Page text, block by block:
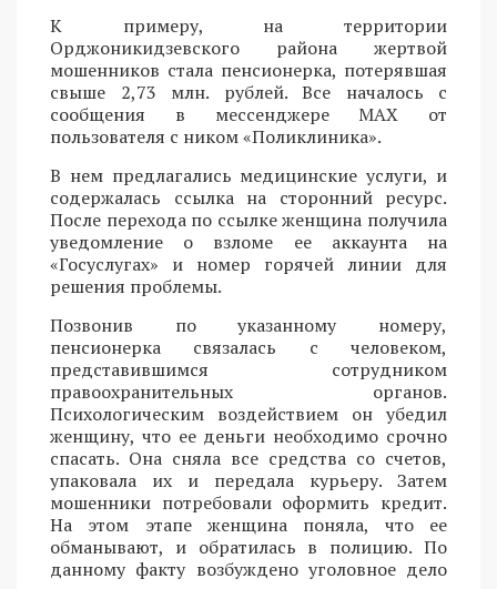
К примеру, на территории
Орджоникидзевского района жертвой
мошенников стала пенсионерка, потерявшая
свыше 2,73 млн. рублей. Все началось с
сообщения в мессенджере MAX от
пользователя с ником «Поликлиника».
В нем предлагались медицинские услуги, и
содержалась ссылка на сторонний ресурс.
После перехода по ссылке женщина получила
уведомление о взломе ее аккаунта на
«Госуслугах» и номер горячей линии для
решения проблемы.
Позвонив по указанному номеру,
пенсионерка связалась с человеком,
представившимся сотрудником
правоохранительных органов.
Психологическим воздействием он убедил
женщину, что ее деньги необходимо срочно
спасать. Она сняла все средства со счетов,
упаковала их и передала курьеру. Затем
мошенники потребовали оформить кредит.
На этом этапе женщина поняла, что ее
обманывают, и обратилась в полицию. По
данному факту возбуждено уголовное дело